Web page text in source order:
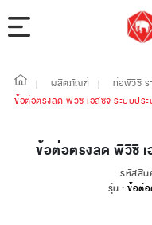
| ผลิตภัณฑ์ | ท่อพีวีซี ร
ข้อต่อตรงลด พีวีซี เอสซีจี ระบบปร
ข้อต่อตรงลด พีวีซี เ
รหัสสิน
รุ่น : ข้อต่อ